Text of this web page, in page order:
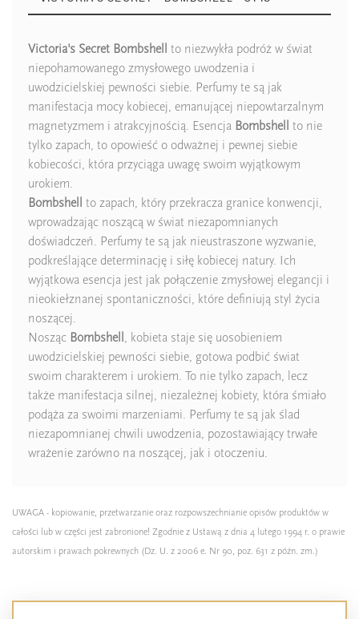
Victoria's Secret Bombshell
to niezwykła podróż w świat
niepohamowanego zmysłowego uwodzenia i
uwodzicielskiej pewności siebie. Perfumy te są jak
manifestacja mocy kobiecej, emanującej niepowtarzalnym
magnetyzmem i atrakcyjnością. Esencja Bombshell
to nie
tylko zapach, to opowieść o odważnej i pewnej siebie
kobiecości, która przyciąga uwagę swoim wyjątkowym
urokiem.
Bombshell
to zapach, który przekracza granice konwencji,
wprowadzając noszącą w świat niezapomnianych
doświadczeń. Perfumy te są jak nieustraszone wyzwanie,
podkreślające determinację i siłę kobiecej natury. Ich
wyjątkowa esencja jest jak połączenie zmysłowej elegancji i
nieokiełznanej spontaniczności, które definiują styl życia
noszącej.
Nosząc Bombshell , kobieta staje się uosobieniem
uwodzicielskiej pewności siebie, gotowa podbić świat
swoim charakterem i urokiem. To nie tylko zapach, lecz
także manifestacja silnej, niezależnej kobiety, która śmiało
podąża za swoimi marzeniami. Perfumy te są jak ślad
niezapomnianej chwili uwodzenia, pozostawiający trwałe
wrażenie zarówno na noszącej, jak i otoczeniu.
UWAGA - kopiowanie, przetwarzanie oraz rozpowszechnianie opisów produktów w
całości lub w części jest zabronione! Zgodnie z Ustawą z dnia 4 lutego 1994 r. o prawie
autorskim i prawach pokrewnych (Dz. U. z 2006 e. Nr 90, poz. 631 z późn. zm.)